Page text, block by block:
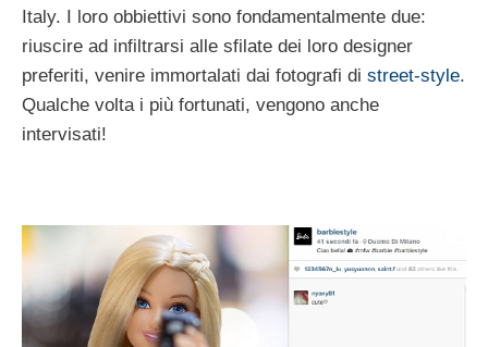
Italy. I loro obbiettivi sono fondamentalmente due:
riuscire ad infiltrarsi alle sfilate dei loro designer
preferiti, venire immortalati dai fotografi di street-style.
Qualche volta i più fortunati, vengono anche
intervisati!